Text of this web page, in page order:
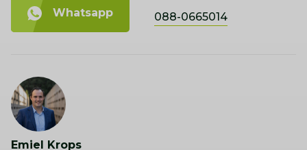
Whatsapp 088-0665014
Emiel Krops